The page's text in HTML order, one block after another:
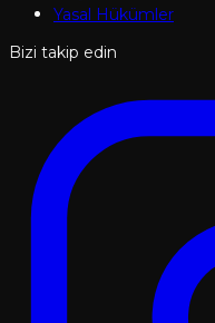
Yasal Hükümler
Bizi takip edin